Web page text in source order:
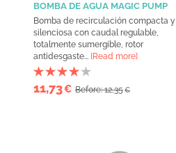
BOMBA DE AGUA MAGIC PUMP
Bomba de recirculación compacta y
silenciosa con caudal regulable,
totalmente sumergible, rotor
antidesgaste... [Read more]
11,73€ Before: 12,35€